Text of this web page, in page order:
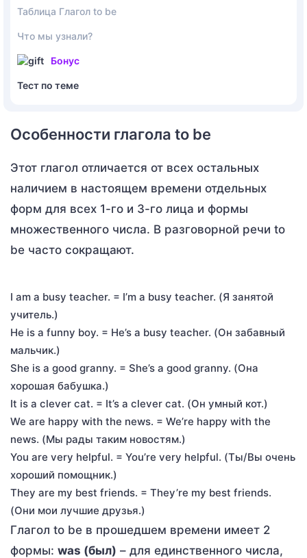
Таблица Глагол to be
Что мы узнали?
Бонус
Тест по теме
Особенности глагола to be
Этот глагол отличается от всех остальных
наличием в настоящем времени отдельных
форм для всех 1-го и 3-го лица и формы
множественного числа. В разговорной речи to
be часто сокращают.
I am a busy teacher. = I’m a busy teacher. (Я занятой
учитель.)
He is a funny boy. = He’s a busy teacher. (Он забавный
мальчик.)
She is a good granny. = She’s a good granny. (Она
хорошая бабушка.)
It is a clever cat. = It’s a clever cat. (Он умный кот.)
We are happy with the news. = We’re happy with the
news. (Мы рады таким новостям.)
You are very helpful. = You’re very helpful. (Ты/Вы очень
хороший помощник.)
They are my best friends. = They’re my best friends.
(Они мои лучшие друзья.)
Глагол to be в прошедшем времени имеет 2
формы: was (был) – для единственного числа,